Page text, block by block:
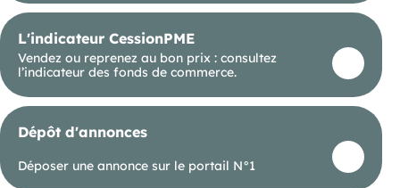
L'indicateur CessionPME
Vendez ou reprenez au bon prix : consultez
l’indicateur des fonds de commerce.
Dépôt d'annonces
Déposer une annonce sur le portail N°1